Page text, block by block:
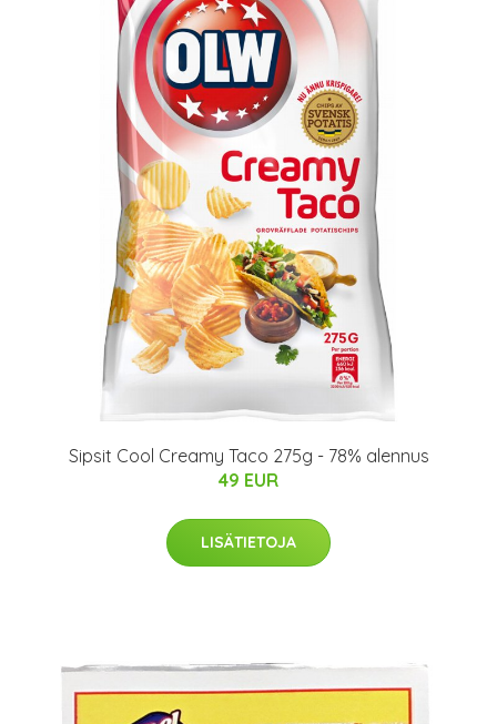
Sipsit Cool Creamy Taco 275g - 78% alennus
49 EUR
LISÄTIETOJA